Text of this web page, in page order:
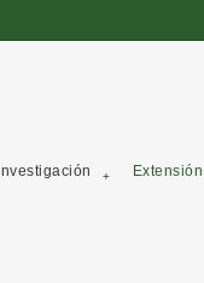
Investigación Extensión